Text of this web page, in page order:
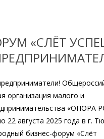
«СЛЁТ
организация малого и
«ОПОРА
22 августа 2025 года в г.
бизнес-форум «Слёт